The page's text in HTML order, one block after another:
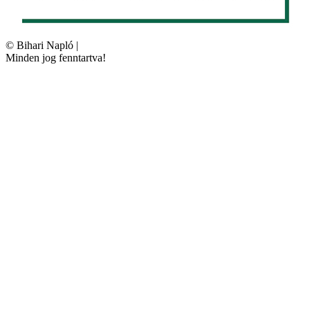
© Bihari Napló |
Minden jog fenntartva!